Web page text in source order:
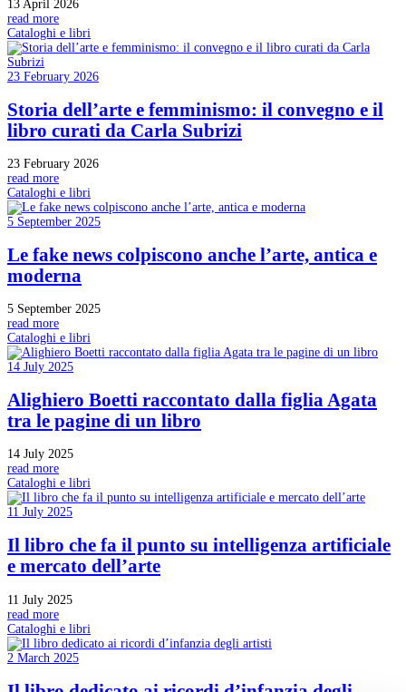
13 April 2026
read more
Cataloghi e libri
23 February 2026
Storia dell’arte e femminismo: il convegno e il
libro curati da Carla Subrizi
23 February 2026
read more
Cataloghi e libri
5 September 2025
Le fake news colpiscono anche l’arte, antica e
moderna
5 September 2025
read more
Cataloghi e libri
14 July 2025
Alighiero Boetti raccontato dalla figlia Agata
tra le pagine di un libro
14 July 2025
read more
Cataloghi e libri
11 July 2025
Il libro che fa il punto su intelligenza artificiale
e mercato dell’arte
11 July 2025
read more
Cataloghi e libri
2 March 2025